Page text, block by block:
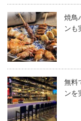
焼鳥
ンも
無料
ンを